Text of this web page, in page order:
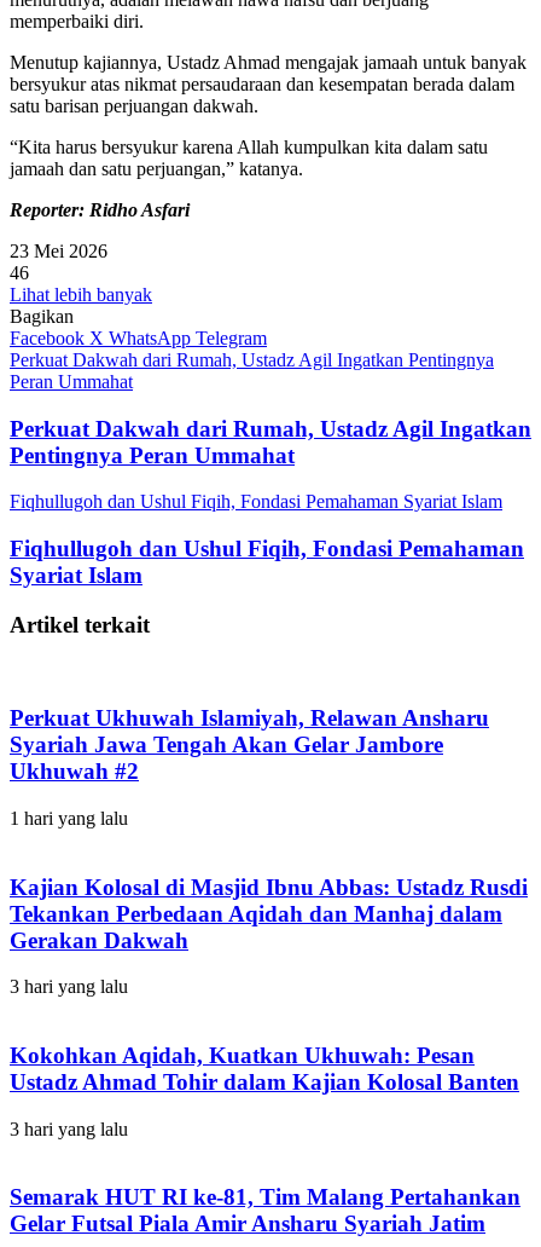
memperbaiki diri.
Menutup kajiannya, Ustadz Ahmad mengajak jamaah untuk banyak
bersyukur atas nikmat persaudaraan dan kesempatan berada dalam
satu barisan perjuangan dakwah.
“Kita harus bersyukur karena Allah kumpulkan kita dalam satu
jamaah dan satu perjuangan,” katanya.
Reporter: Ridho Asfari
23 Mei 2026
46
Lihat lebih banyak
Bagikan
Facebook X WhatsApp Telegram
Perkuat Dakwah dari Rumah, Ustadz Agil Ingatkan Pentingnya
Peran Ummahat
Perkuat Dakwah dari Rumah, Ustadz Agil Ingatkan
Pentingnya Peran Ummahat
Fiqhullugoh dan Ushul Fiqih, Fondasi Pemahaman Syariat Islam
Fiqhullugoh dan Ushul Fiqih, Fondasi Pemahaman
Syariat Islam
Artikel terkait
Perkuat Ukhuwah Islamiyah, Relawan Ansharu
Syariah Jawa Tengah Akan Gelar Jambore
Ukhuwah #2
1 hari yang lalu
Kajian Kolosal di Masjid Ibnu Abbas: Ustadz Rusdi
Tekankan Perbedaan Aqidah dan Manhaj dalam
Gerakan Dakwah
3 hari yang lalu
Kokohkan Aqidah, Kuatkan Ukhuwah: Pesan
Ustadz Ahmad Tohir dalam Kajian Kolosal Banten
3 hari yang lalu
Semarak HUT RI ke-81, Tim Malang Pertahankan
Gelar Futsal Piala Amir Ansharu Syariah Jatim